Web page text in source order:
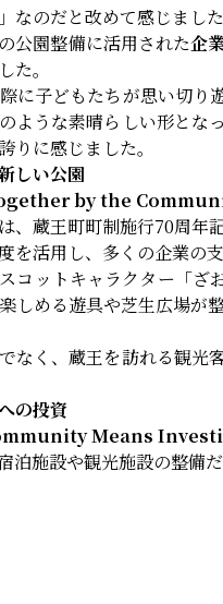
なのだと改めて感じました
公園整備に活用された企
た。
に子どもたちが思い切り
ような素晴らしい形とな
りに感じました。
しい公園
by the
、蔵王町町制施行70周年
を活用し、多くの企業の
コットキャラクター「ざ
しめる遊具や芝生広場が
なく、蔵王を訪れる観光
の投資
Means
泊施設や観光施設の整備だ